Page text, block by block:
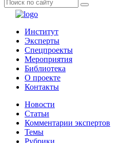
Институт
Эксперты
Спецпроекты
Мероприятия
Библиотека
О проекте
Контакты
Новости
Статьи
Комментарии экспертов
Темы
Рубрики